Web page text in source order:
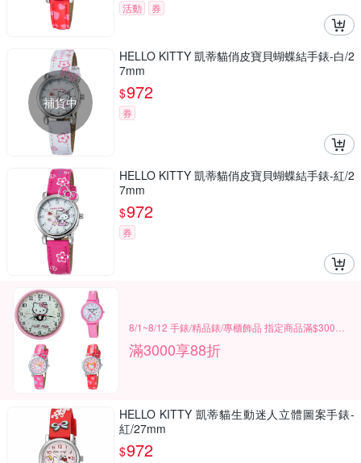
活動 券
補貨中
HELLO KITTY 凱蒂貓俏皮寶貝蝴蝶結手錶-白/2
7mm
$972
券
HELLO KITTY 凱蒂貓俏皮寶貝蝴蝶結手錶-紅/2
7mm
$972
券
滿3000享88折
HELLO KITTY 凱蒂貓生動迷人立體圖案手錶-
紅/27mm
$972